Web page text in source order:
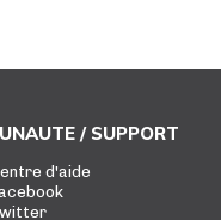
/ SUPPORT
d'aide